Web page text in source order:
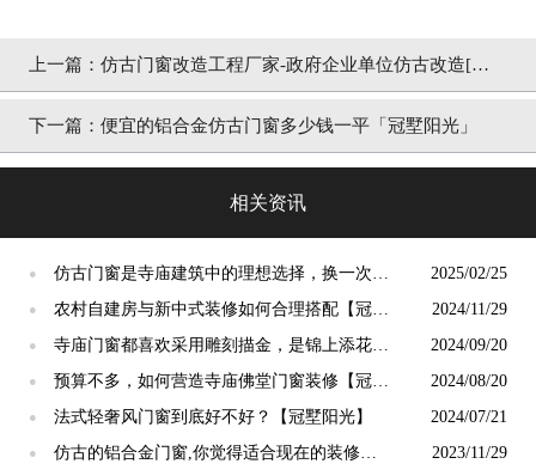
上一篇： 仿古门窗改造工程厂家-政府企业单位仿古改造[冠
墅阳光]
下一篇： 便宜的铝合金仿古门窗多少钱一平「冠墅阳光」
相关资讯
●
仿古门窗是寺庙建筑中的理想选择，换一次用
终生【冠墅阳光】
2025/02/25
●
农村自建房与新中式装修如何合理搭配【冠墅
阳光】
2024/11/29
●
寺庙门窗都喜欢采用雕刻描金，是锦上添花
吗？【冠墅阳光】
2024/09/20
●
预算不多，如何营造寺庙佛堂门窗装修【冠墅
阳光】
2024/08/20
● 法式轻奢风门窗到底好不好？【冠墅阳光】 2024/07/21
●
仿古的铝合金门窗,你觉得适合现在的装修吗?
2023/11/29